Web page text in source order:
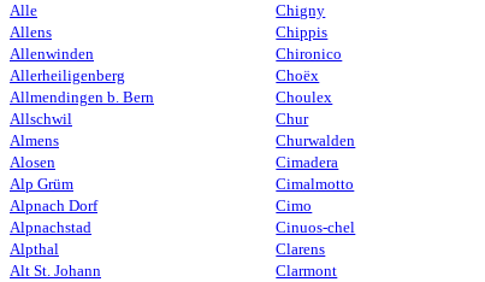
Alle
Allens
Allenwinden
Allerheiligenberg
Allmendingen b. Bern
Allschwil
Almens
Alosen
Alp Grüm
Alpnach Dorf
Alpnachstad
Alpthal
Alt St. Johann
Chigny
Chippis
Chironico
Choëx
Choulex
Chur
Churwalden
Cimadera
Cimalmotto
Cimo
Cinuos-chel
Clarens
Clarmont